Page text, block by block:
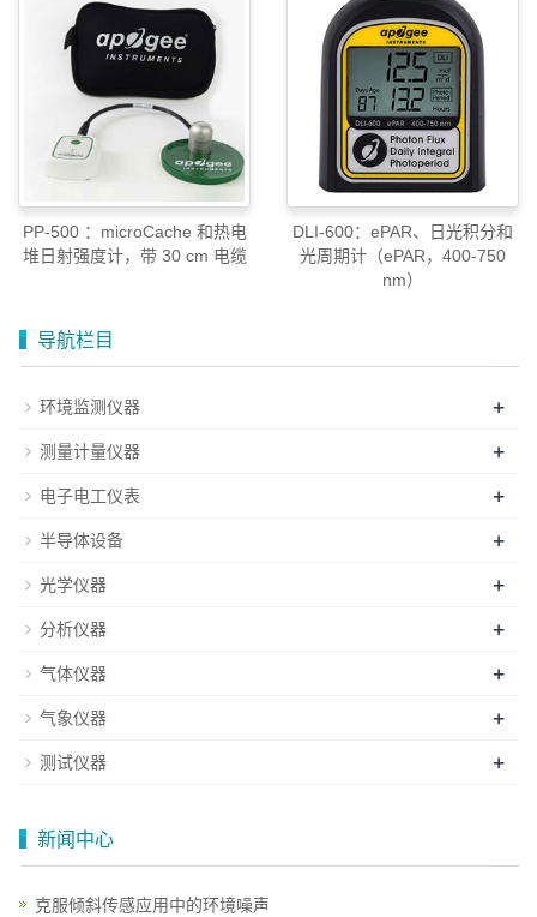
PP-500 ：microCache 和热电
堆日射强度计，带 30 cm 电缆
DLI-600：ePAR、日光积分和
光周期计（ePAR，400-750
nm）
导航栏目
环境监测仪器 +
测量计量仪器 +
电子电工仪表 +
半导体设备 +
光学仪器 +
分析仪器 +
气体仪器 +
气象仪器 +
测试仪器 +
新闻中心
克服倾斜传感应用中的环境噪声